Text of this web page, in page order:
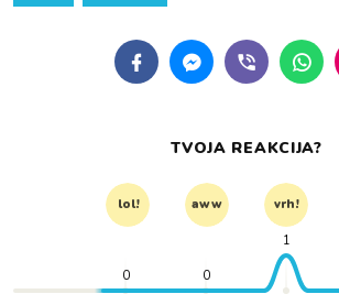
TVOJA REAKCIJA?
lol! aww vrh!
0 0
1